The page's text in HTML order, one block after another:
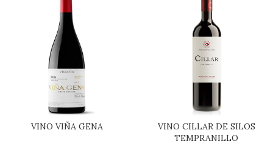
VINO VIÑA GENA
VINO CILLAR DE SILOS
TEMPRANILLO